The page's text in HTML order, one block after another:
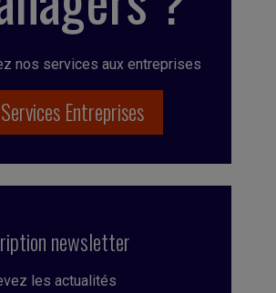
nos services aux entreprises
Services Entreprises
newsletter
les actualités